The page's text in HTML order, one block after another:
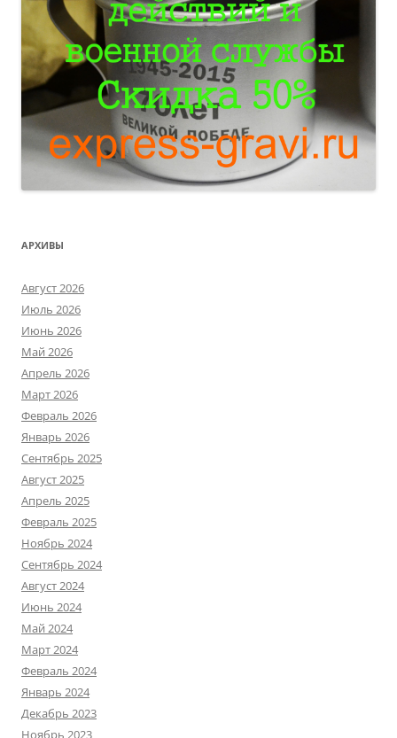
АРХИВЫ
Август 2026
Июль 2026
Июнь 2026
Май 2026
Апрель 2026
Март 2026
Февраль 2026
Январь 2026
Сентябрь 2025
Август 2025
Апрель 2025
Февраль 2025
Ноябрь 2024
Сентябрь 2024
Август 2024
Июнь 2024
Май 2024
Март 2024
Февраль 2024
Январь 2024
Декабрь 2023
Ноябрь 2023